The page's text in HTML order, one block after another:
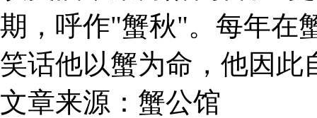
期，呼作"蟹秋"。每年在
笑话他以蟹为命，他因
文章来源：蟹公馆